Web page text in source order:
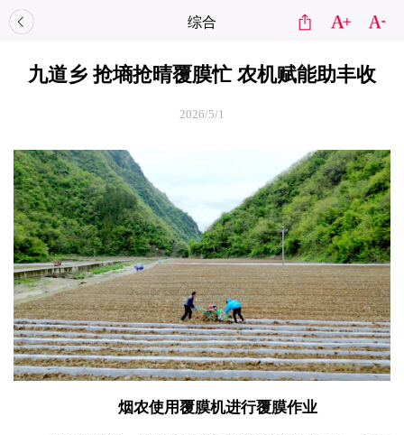
综合
九道乡 抢墒抢晴覆膜忙 农机赋能助丰收
2026/5/1
烟农使用覆膜机进行覆膜作业